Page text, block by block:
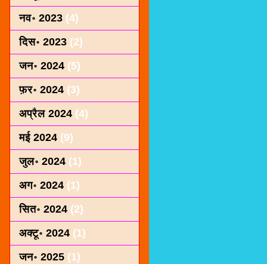
नव॰ 2023 (4)
दिस॰ 2023 (2)
जन॰ 2024 (5)
फ़र॰ 2024 (3)
अप्रैल 2024 (4)
मई 2024 (9)
जुल॰ 2024 (1)
अग॰ 2024 (1)
सित॰ 2024 (2)
अक्टू॰ 2024 (1)
जन॰ 2025 (1)